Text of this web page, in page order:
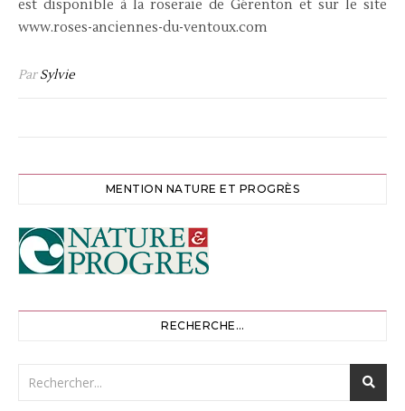
est disponible à la roseraie de Gérenton et sur le site
www.roses-anciennes-du-ventoux.com
ParSylvie
MENTION NATURE ET PROGRÈS
RECHERCHE…